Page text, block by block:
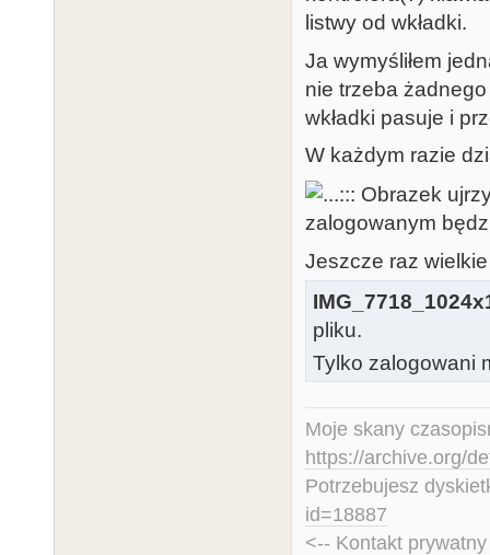
listwy od wkładki.
Ja wymyśliłem
nie trzeba
wkładki pasuje i
W każdym razie
Jeszcze raz
pliku.
Tylko zalogowani
Moje skany
https://archive.org/
Potrzebujesz
id=18887
<-- Kontakt